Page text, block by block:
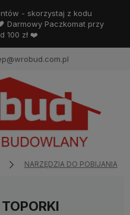
- skorzystaj z kodu
Darmowy Paczkomat przy
100 zł ❤️
NARZĘDZIA DO POBIJANIA